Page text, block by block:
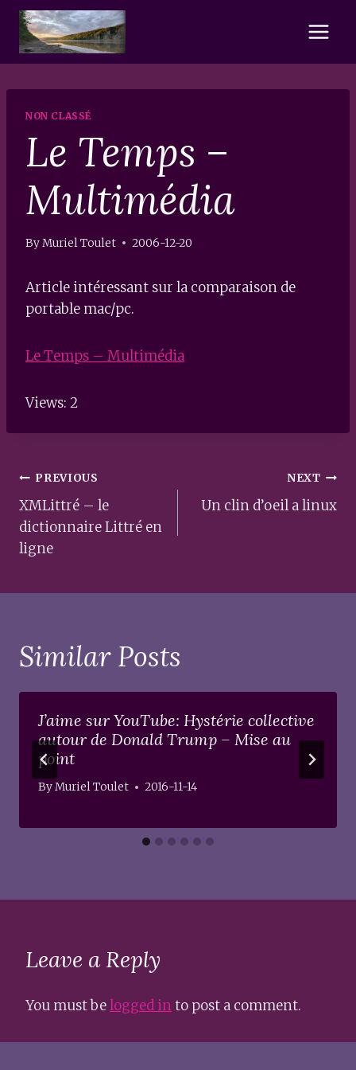
Skip
content
NON CLASSÉ
Le Temps –
Multimédia
ByMuriel Toulet 2006-12-20
Article intéressant sur la comparaison de
portable mac/pc.
Le Temps – Multimédia
Views: 2
Post
navigation
PREVIOUS
XMLittré – le
dictionnaire Littré en
ligne
NEXT
Un clin d’oeil a linux
Similar Posts
J’aime sur YouTube: Hystérie collective
autour de Donald Trump – Mise au
point
ByMuriel Toulet 2016-11-14
Leave a Reply
You must belogged into post a comment.